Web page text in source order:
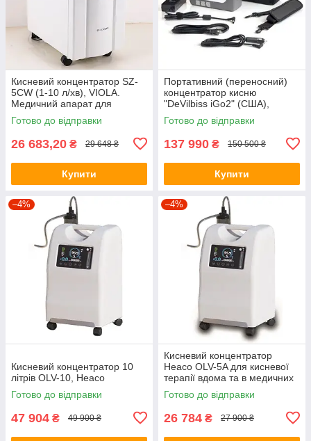
Кисневий концентратор SZ-
5CW (1-10 л/хв), VIOLA.
Медичний апарат для
кисневої терапії
Готово до відправки
26 683,20 ₴ 29 648 ₴
Купити
Портативний (переносний)
концентратор кисню
"DeVilbiss iGo2" (США),
(03379)
Готово до відправки
137 990 ₴ 150 500 ₴
Купити
–4%
Кисневий концентратор 10
літрів OLV-10, Heaco
Готово до відправки
47 904 ₴ 49 900 ₴
–4%
Кисневий концентратор
Heaco OLV-5A для кисневої
терапії вдома та в медичних
закладах
Готово до відправки
26 784 ₴ 27 900 ₴